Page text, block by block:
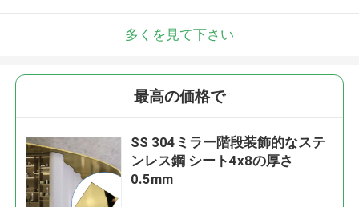
多くを見て下さい
最高の価格で
SS 304ミラー階段装飾的なステ
ンレス鋼 シート4x8の厚さ
0.5mm